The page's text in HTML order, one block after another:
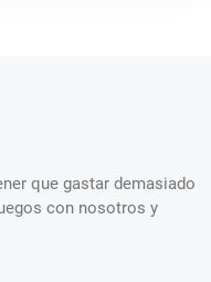
que gastar demasiado
con nosotros y